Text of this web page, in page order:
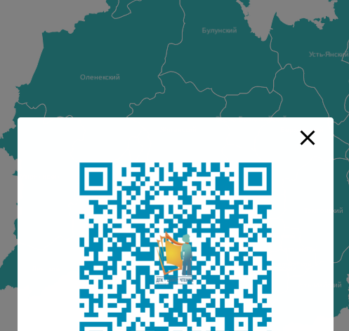
Олекминский
Усть-Майский
Амгинский
Хангаласский
Мегино-Кангаласский
Чурапчинский
ГО "г. Якутск"
Горный
Усть-Алданский
Намский
Сунтарский
Нюрбинский
Томпонский
Вилюйский
Верхневилюйский
Эвено-Бытантайский
Верхоянский
Усть-Янский
Булунский
Оленекский